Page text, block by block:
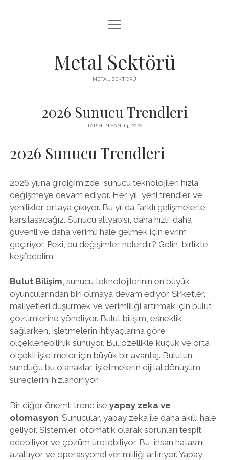
LISTE
SPOTIFY TAKIPÇI KAZANMA
menüyü
aç
Metal Sektörü
METAL SEKTÖRÜ
2026 Sunucu Trendleri
TARIH: NISAN 14, 2026
2026 Sunucu Trendleri
2026 yılına girdiğimizde, sunucu teknolojileri hızla
değişmeye devam ediyor. Her yıl, yeni trendler ve
yenilikler ortaya çıkıyor. Bu yıl da farklı gelişmelerle
karşılaşacağız. Sunucu altyapısı, daha hızlı, daha
güvenli ve daha verimli hale gelmek için evrim
geçiriyor. Peki, bu değişimler nelerdir? Gelin, birlikte
keşfedelim.
Bulut Bilişim, sunucu teknolojilerinin en büyük
oyuncularından biri olmaya devam ediyor. Şirketler,
maliyetleri düşürmek ve verimliliği artırmak için bulut
çözümlerine yöneliyor. Bulut bilişim, esneklik
sağlarken, işletmelerin ihtiyaçlarına göre
ölçeklenebilirlik sunuyor. Bu, özellikle küçük ve orta
ölçekli işletmeler için büyük bir avantaj. Bulutun
sunduğu bu olanaklar, işletmelerin dijital dönüşüm
süreçlerini hızlandırıyor.
Bir diğer önemli trend ise yapay zeka ve
otomasyon. Sunucular, yapay zeka ile daha akıllı hale
geliyor. Sistemler, otomatik olarak sorunları tespit
edebiliyor ve çözüm üretebiliyor. Bu, insan hatasını
azaltıyor ve operasyonel verimliliği artırıyor. Yapay